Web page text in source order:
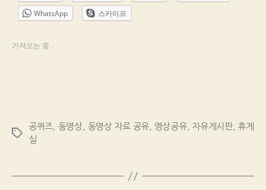
WhatsApp
스카이프
가져오는 중...
Tags
공퀴즈 동영상 동영상 자료 공유 영상공유, 자유게시판, 휴게
실